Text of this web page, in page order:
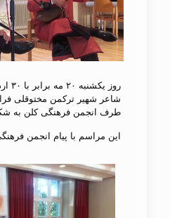
روز
شاعر شهیر ترکمن مختوقلی
طرف انجمن فرهنگی کلن به
این مراسم با پیام انجمن